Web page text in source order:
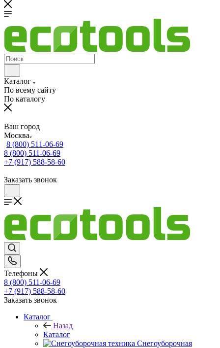
Каталог
По всему сайту
По каталогу
Ваш город
Москва
8 (800) 511-06-69
8 (800) 511-06-69
+7 (917) 588-58-60
Заказать звонок
Телефоны
8 (800) 511-06-69
+7 (917) 588-58-60
Заказать звонок
Каталог
Назад
Каталог
Снегоуборочная